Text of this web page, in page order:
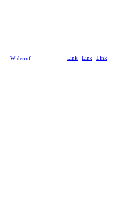
Link Link Link
Widerruf